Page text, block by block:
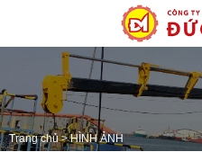
Trang chủ >HÌNH ẢNH